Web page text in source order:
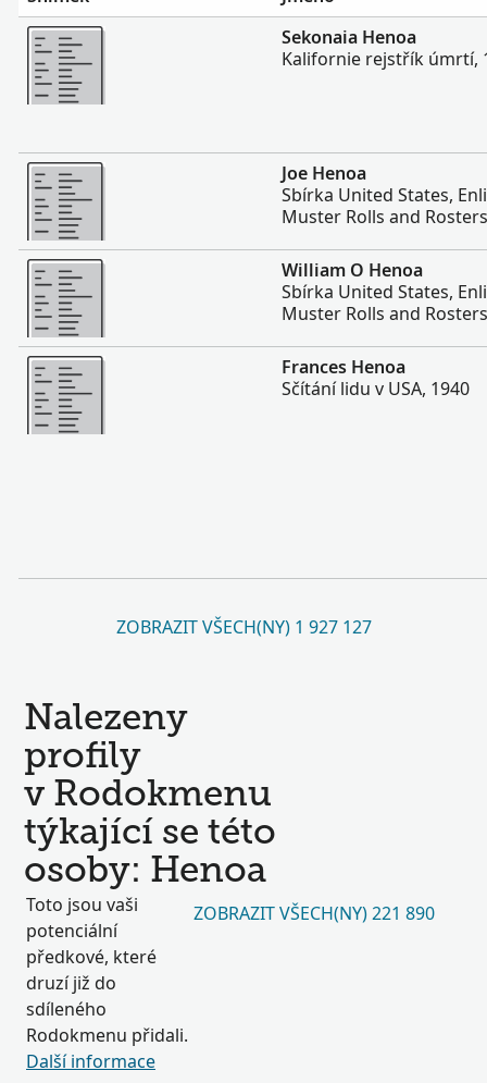
Více
Sekonaia Henoa
Kalifornie rejstřík úmrtí,
Více
Joe Henoa
Sbírka United States,
Muster Rolls and
Více
William O Henoa
Sbírka United States,
Muster Rolls and
Více
Frances Henoa
Sčítání lidu v USA, 1940
ZOBRAZIT VŠECH(NY) 1 927 127
Nalezeny
profily
v Rodokmenu
týkající se této
osoby: Henoa
Toto jsou vaši
potenciální
předkové, které
druzí již do
sdíleného
Rodokmenu přidali.
Další informace
ZOBRAZIT VŠECH(NY) 221 890